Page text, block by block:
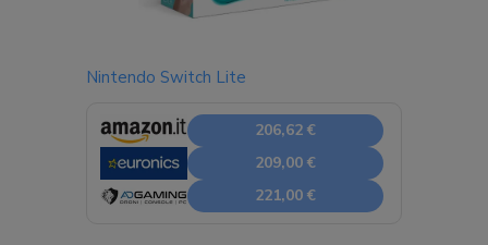
Nintendo Switch Lite
206,62 €
209,00 €
221,00 €